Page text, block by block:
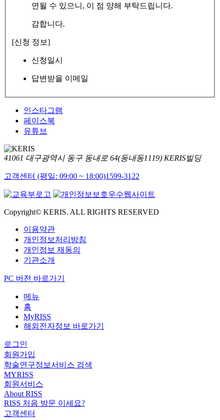
연될 수 있으니, 이 점 양해 부탁드립니다.
감합니다.
[신청 정보]
신청일시
답변받을 이메일
인스타그램
페이스북
유튜브
41061 대구광역시 동구 동내로 64(동내동1119) KERIS빌딩
고객센터 (평일: 09:00 ~ 18:00)1599-3122
Copyright© KERIS. ALL RIGHTS RESERVED
이용약관
개인정보처리방침
개인정보 재동의
기관소개
PC 버전 바로가기
메뉴
홈
MyRISS
해외전자정보 바로가기
로그인
회원가입
학술연구정보서비스 검색
MYRISS
회원서비스
About RISS
RISS 처음 방문 이세요?
고객센터